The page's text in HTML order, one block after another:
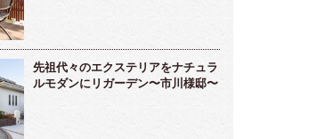
先祖代々のエクステリアをナチュラ
ルモダンにリガーデン〜市川様邸〜